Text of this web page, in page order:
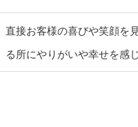
直接お客様の喜びや笑顔を
る所にやりがいや幸せを感じ